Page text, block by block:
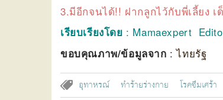
3.มีอีกจนได้!! ฝากลูกไว้กับพี่เลี้ยง
เรียบเรียงโดย : Mamaexpert
ขอบคุณภาพ/ข้อมูลจาก :ไทยรัฐ
อุทาหรณ์ ทำร้ายร่างกาย โรคซึมเศร้า